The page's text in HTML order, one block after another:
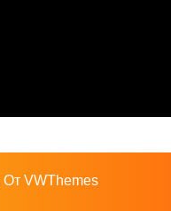
От VWThemes